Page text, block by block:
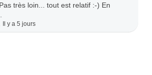
très loin... tout est relatif :-) En
Il y a 5 jours